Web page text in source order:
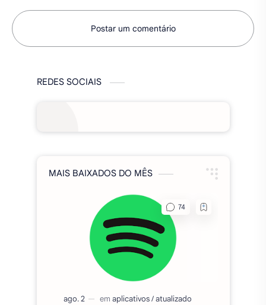
Postar um comentário
REDES SOCIAIS
MAIS BAIXADOS DO MÊS